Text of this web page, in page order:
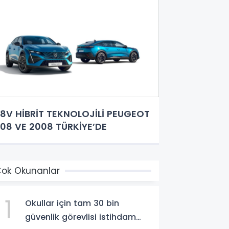
HİBRİT TEKNOLOJİLİ PEUGEOT
VE 2008 TÜRKİYE’DE
Okunanlar
1
Okullar için tam 30 bin
güvenlik görevlisi istihdam